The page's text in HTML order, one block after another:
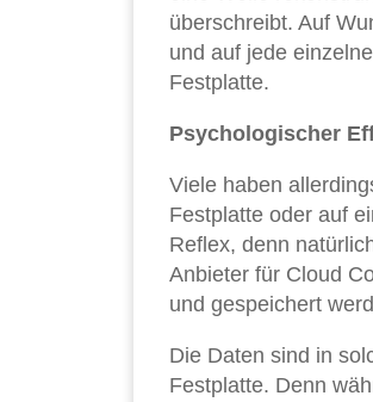
überschreibt. Auf
und auf jede
Festplatte.
Psychologischer
Viele haben
Festplatte oder auf
Reflex, denn
Anbieter für Cloud
und gespeichert
Die Daten sind in
Festplatte. Denn